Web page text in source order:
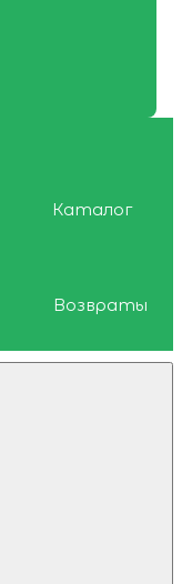
Каталог
Возвраты